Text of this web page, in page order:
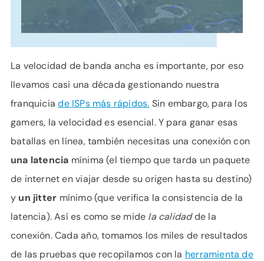
La velocidad de banda ancha es importante, por eso
llevamos casi una década gestionando nuestra
franquiciade ISPs más rápidos. Sin embargo, para los
gamers, la velocidad es esencial. Y para ganar esas
batallas en línea, también necesitas una conexión con
una latencia mínima (el tiempo que tarda un paquete
de internet en viajar desde su origen hasta su destino)
y un jitter mínimo (que verifica la consistencia de la
latencia). Así es como se mide la calidadde la
conexión. Cada año, tomamos los miles de resultados
de las pruebas que recopilamos con la herramienta de